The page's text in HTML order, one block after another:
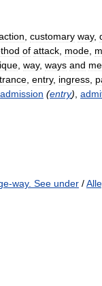
customary way,
of attack mode
way, ways and
entry, ingress
admission (entry)
way. See under /